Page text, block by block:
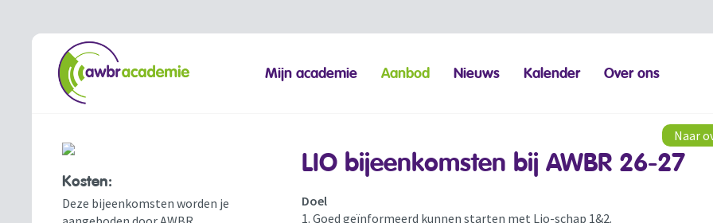
Mijn academie Aanbod Nieuws Kalender Over ons
Kosten:
Deze bijeenkomsten worden je
Naar
LIO bijeenkomsten bij AWBR 26-27
Doel
1. Goed geïnformeerd kunnen starten met Lio-schap 1&2.